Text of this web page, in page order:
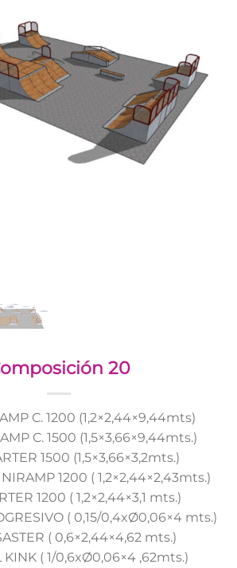
20
C. 1200 (1,2×2,44×9,44mts)
C. 1500 (1,5×3,66×9,44mts.)
1500 (1,5×3,66×3,2mts.)
1200 ( 1,2×2,44×2,43mts.)
1200 ( 1,2×2,44×3,1 mts.)
( 0,15/0,4xØ0,06×4 mts.)
( 0,6×2,44×4,62 mts.)
KINK ( 1/0,6xØ0,06×4 ,62mts.)